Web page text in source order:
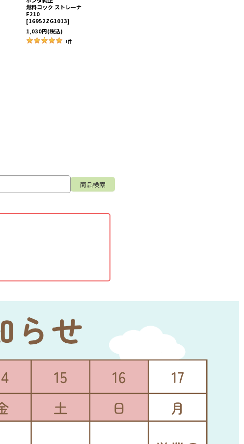
燃料コック ストレーナ
F210
[16952ZG1013]
1,030円(税込)
1件